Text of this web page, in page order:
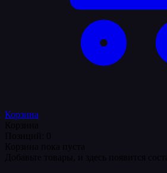
Корзина